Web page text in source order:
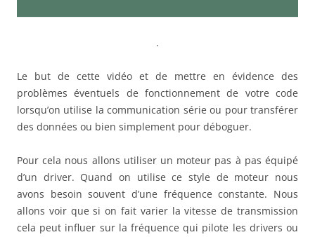
.
Le but de cette vidéo et de mettre en évidence des
problèmes éventuels de fonctionnement de votre code
lorsqu’on utilise la communication série ou pour transférer
des données ou bien simplement pour déboguer.
Pour cela nous allons utiliser un moteur pas à pas équipé
d’un driver. Quand on utilise ce style de moteur nous
avons besoin souvent d’une fréquence constante. Nous
allons voir que si on fait varier la vitesse de transmission
cela peut influer sur la fréquence qui pilote les drivers ou